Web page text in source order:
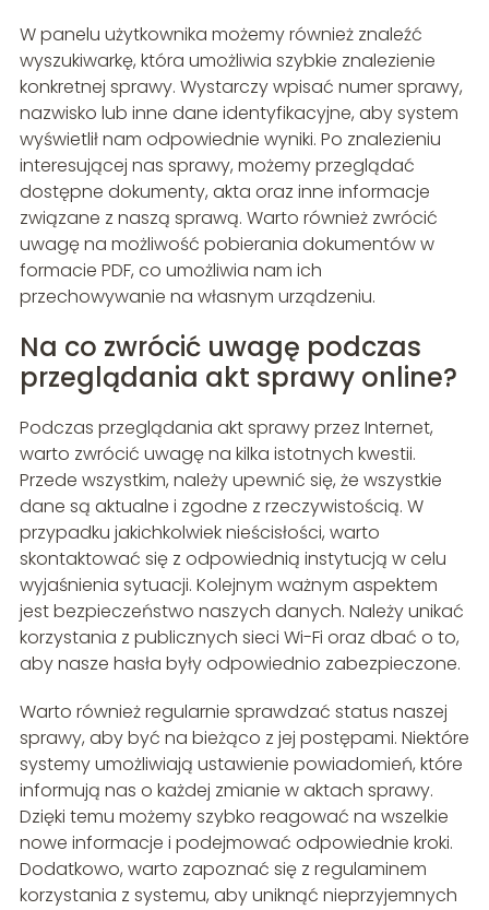
W panelu użytkownika możemy również znaleźć
wyszukiwarkę, która umożliwia szybkie znalezienie
konkretnej sprawy. Wystarczy wpisać numer sprawy,
nazwisko lub inne dane identyfikacyjne, aby system
wyświetlił nam odpowiednie wyniki. Po znalezieniu
interesującej nas sprawy, możemy przeglądać
dostępne dokumenty, akta oraz inne informacje
związane z naszą sprawą. Warto również zwrócić
uwagę na możliwość pobierania dokumentów w
formacie PDF, co umożliwia nam ich
przechowywanie na własnym urządzeniu.
Na co zwrócić uwagę podczas
przeglądania akt sprawy online?
Podczas przeglądania akt sprawy przez Internet,
warto zwrócić uwagę na kilka istotnych kwestii.
Przede wszystkim, należy upewnić się, że wszystkie
dane są aktualne i zgodne z rzeczywistością. W
przypadku jakichkolwiek nieścisłości, warto
skontaktować się z odpowiednią instytucją w celu
wyjaśnienia sytuacji. Kolejnym ważnym aspektem
jest bezpieczeństwo naszych danych. Należy unikać
korzystania z publicznych sieci Wi-Fi oraz dbać o to,
aby nasze hasła były odpowiednio zabezpieczone.
Warto również regularnie sprawdzać status naszej
sprawy, aby być na bieżąco z jej postępami. Niektóre
systemy umożliwiają ustawienie powiadomień, które
informują nas o każdej zmianie w aktach sprawy.
Dzięki temu możemy szybko reagować na wszelkie
nowe informacje i podejmować odpowiednie kroki.
Dodatkowo, warto zapoznać się z regulaminem
korzystania z systemu, aby uniknąć nieprzyjemnych